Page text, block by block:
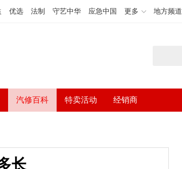
优选 法制 守艺中华 应急中国 更多 地方频道
汽修百科 特卖活动 经销商
长